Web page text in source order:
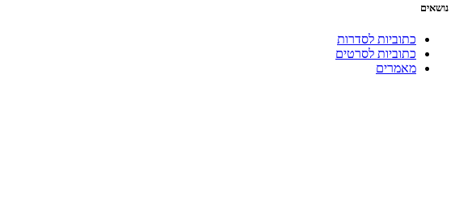
נושאים
כתוביות לסדרות
כתוביות לסרטים
מאמרים